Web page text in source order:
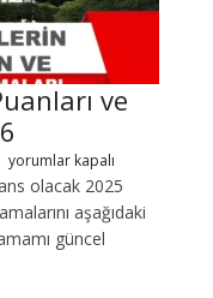
ve
yorumlar kapalı
olacak 2025
aşağıdaki
güncel